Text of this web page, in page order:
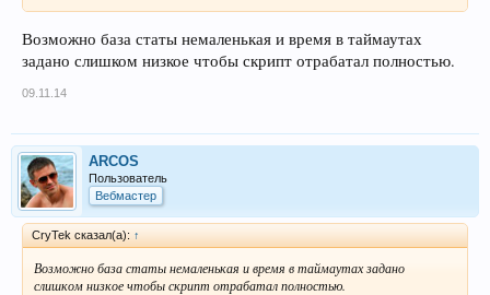
Возможно база статы немаленькая и время в таймаутах
задано слишком низкое чтобы скрипт отрабатал полностью.
09.11.14
ARCOS
Пользователь
Вебмастер
CryTek сказал(а): ↑
Возможно база статы немаленькая и время в таймаутах задано
слишком низкое чтобы скрипт отрабатал полностью.